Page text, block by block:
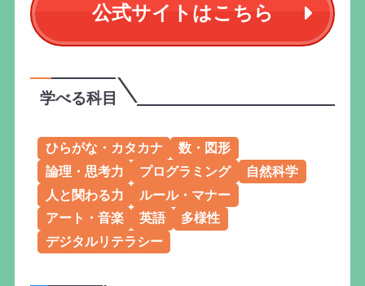
公式サイトはこちら
学べる科目
ひらがな・カタカナ
数・図形
論理・思考力
プログラミング
自然科学
人と関わる力
ルール・マナー
アート・音楽
英語
多様性
デジタルリテラシー